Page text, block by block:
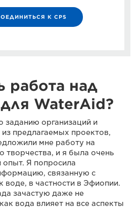
К CPS
работа над
WaterAid?
заданию организаций и
предлагаемых проектов,
мне работу на
творчества, и я была очень
опыт. Я попросила
связанную с
воде, в частности в Эфиопии.
зачастую даже не
вода влияет на все аспекты